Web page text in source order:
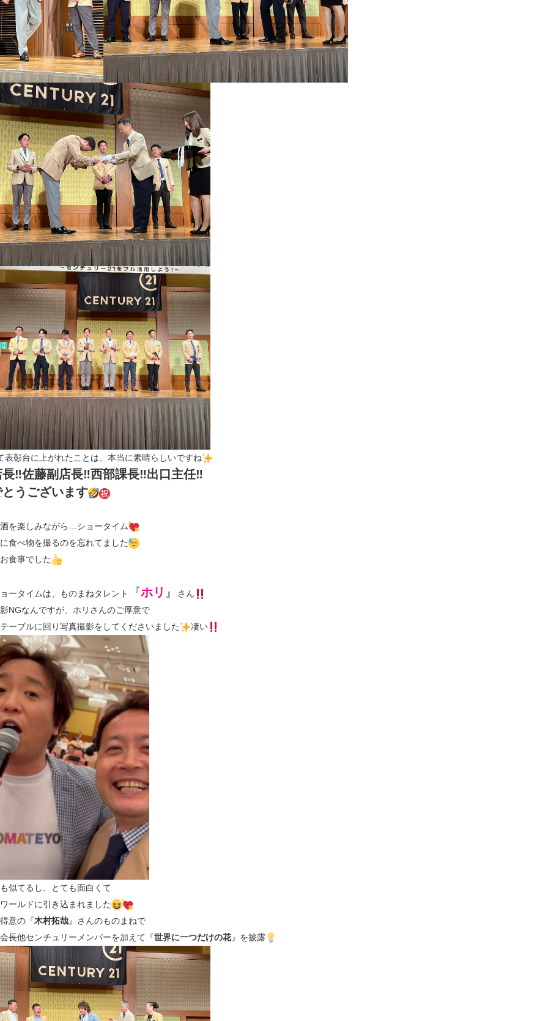
表彰台に上がれたことは、本当に素晴らしいですね
‼佐藤副店長‼西部課長‼出口主任‼
うございます
を楽しみながら…ショータイム
食べ物を撮るのを忘れてました
食事でした
ータイムは、ものまねタレント 『ホリ 』
さん
NGなんですが、ホリさんのご厚意で
ーブルに回り写真撮影をしてくださいました
凄い
似てるし、とても面白くて
ールドに引き込まれました
意の『木村拓哉』さんのものまねで
長他センチュリーメンバーを加えて『世界に一つだけの花』を披露